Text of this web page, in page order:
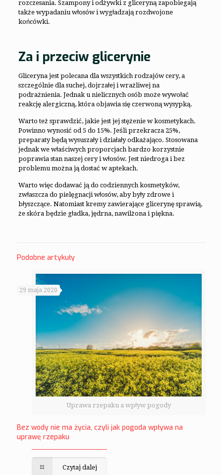
rozczesania. Szampony i odżywki z gliceryną zapobiegają
także wypadaniu włosów i wygładzają rozdwojone
końcówki.
Za i przeciw glicerynie
Gliceryna jest polecana dla wszystkich rodzajów cery, a
szczególnie dla suchej, dojrzałej i wrażliwej na
podrażnienia. Jednak u nielicznych osób może wywołać
reakcję alergiczną, która objawia się czerwoną wysypką.
Warto też sprawdzić, jakie jest jej stężenie w kosmetykach.
Powinno wynosić od 5 do 15%. Jeśli przekracza 25%,
preparaty będą wysuszały i działały odkażająco. Stosowana
jednak we właściwych proporcjach bardzo korzystnie
poprawia stan naszej cery i włosów. Jest niedroga i bez
problemu można ją dostać w aptekach.
Warto więc dodawać ją do codziennych kosmetyków,
zwłaszcza do pielęgnacji włosów, aby były zdrowe i
błyszczące. Natomiast kremy zawierające glicerynę sprawią,
że skóra będzie gładka, jędrna, nawilżona i piękna.
Podobne artykuły
Uprawa rzepaku a wpływ pogody
29 maja 2020
Bez wody nie ma życia, czyli jak pogoda wpływa na
uprawę rzepaku
Czytaj dalej